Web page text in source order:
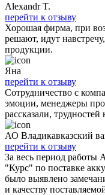
Alexandr T.
перейти к отзыву
Хорошая фирма, при
решают, идут
продукции.
Яна
перейти к отзыву
Сотрудничество с
эмоции, менеджеры
рассказали, трудностей
АО Владикавказский
перейти к отзыву
За весь период
"Курс" по поставке
было выявлено
и качеству